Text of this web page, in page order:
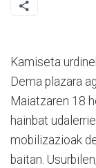
Kamiseta
Dema plazara
Maiatzaren 18
hainbat
mobilizazioak
baitan.